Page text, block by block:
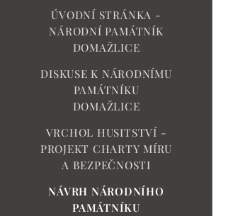
ÚVODNÍ STRÁNKA -
NÁRODNÍ PAMÁTNÍK
DOMAŽLICE
DISKUSE K NÁRODNÍMU
PAMÁTNÍKU
DOMAŽLICE
VRCHOL HUSITSTVÍ -
PROJEKT CHARTY MÍRU
A BEZPEČNOSTI
NÁVRH NÁRODNÍHO
PAMÁTNÍKU